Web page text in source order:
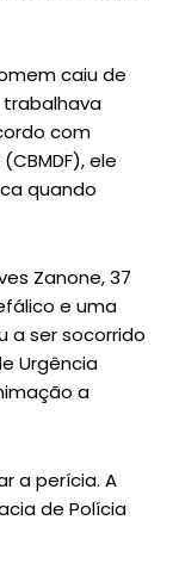
caiu de
com
ele
quando
Zanone, 37
e uma
a ser socorrido
Urgência
a
a perícia. A
de Polícia